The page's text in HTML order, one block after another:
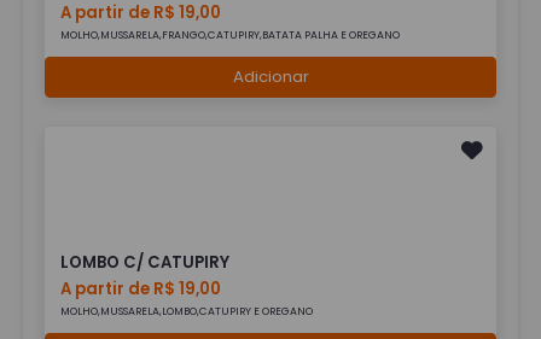
A partir de R$ 19,00
MOLHO,MUSSARELA,FRANGO,CATUPIRY,BATATA PALHA E OREGANO
Adicionar
LOMBO C/ CATUPIRY
A partir de R$ 19,00
MOLHO,MUSSARELA,LOMBO,CATUPIRY E OREGANO